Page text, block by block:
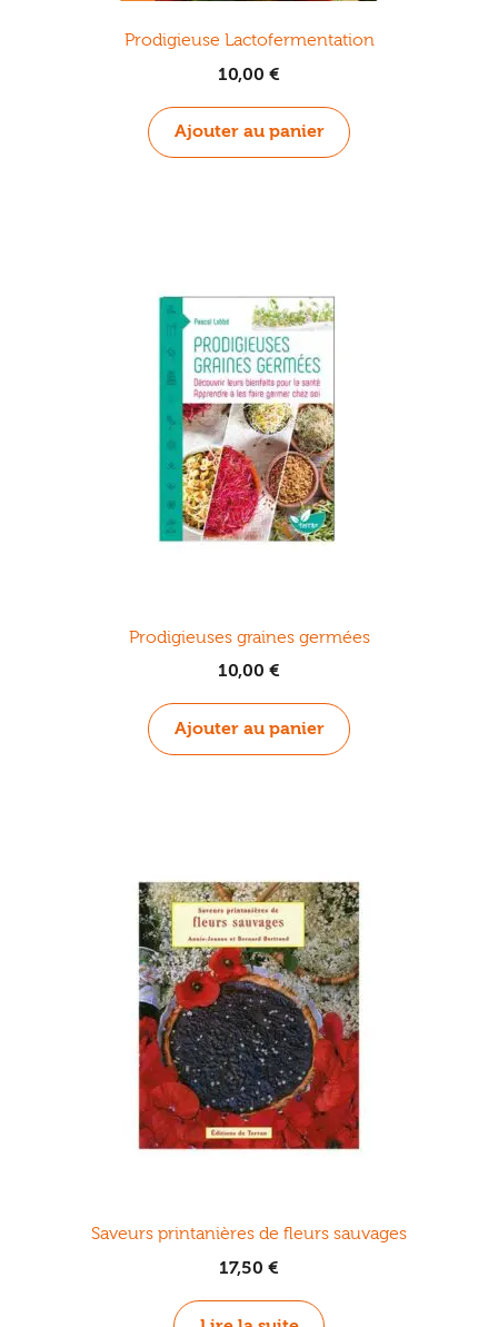
Prodigieuse Lactofermentation
10,00 €
Ajouter au panier
Prodigieuses graines germées
10,00 €
Ajouter au panier
Saveurs printanières de fleurs sauvages
17,50 €